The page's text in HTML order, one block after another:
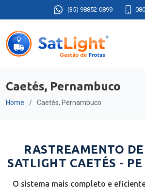
(35) 98852-0899
Caetés, Pernambuco
Home Caetés, Pernambuco
RASTREAMENTO
SATLIGHT CAETÉS - PE
O sistema mais completo e